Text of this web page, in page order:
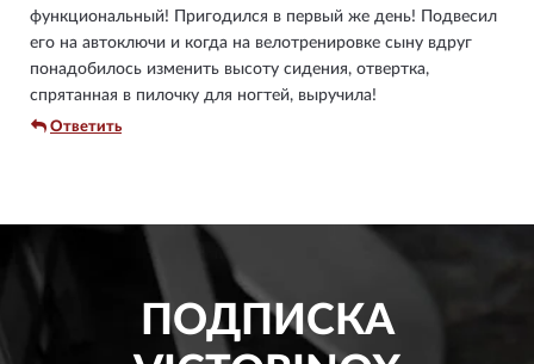
функциональный! Пригодился в первый же день! Подвесил
его на автоключи и когда на велотренировке сыну вдруг
понадобилось изменить высоту сидения, отвертка,
спрятанная в пилочку для ногтей, выручила!
Ответить
ПОДПИСКА